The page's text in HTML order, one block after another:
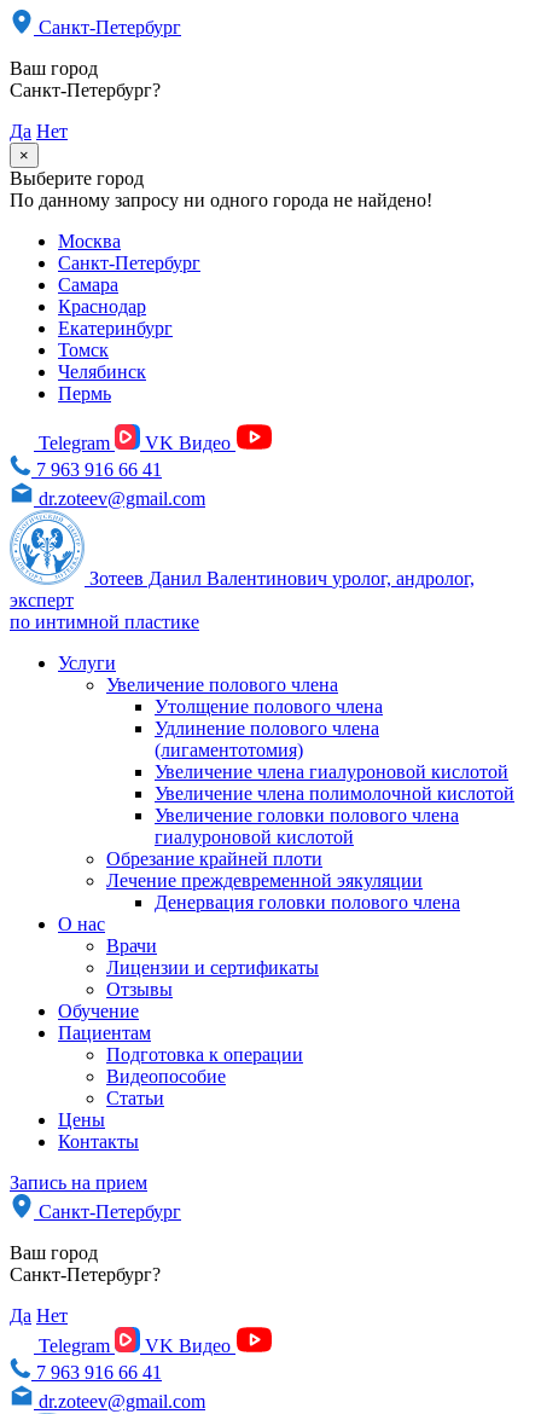
Санкт-Петербург
Ваш город
Санкт-Петербург?
Да Нет
×
Выберите город
По данному запросу ни одного города не найдено!
Москва
Санкт-Петербург
Самара
Краснодар
Екатеринбург
Томск
Челябинск
Пермь
Telegram
VK Видео
7 963 916 66 41
dr.zoteev@gmail.com
Зотеев Данил Валентинович уролог, андролог,
эксперт
по интимной пластике
Услуги
Увеличение полового члена
Утолщение полового члена
Удлинение полового члена
(лигаментотомия)
Увеличение члена гиалуроновой кислотой
Увеличение члена полимолочной кислотой
Увеличение головки полового члена
гиалуроновой кислотой
Обрезание крайней плоти
Лечение преждевременной эякуляции
Денервация головки полового члена
О нас
Врачи
Лицензии и сертификаты
Отзывы
Обучение
Пациентам
Подготовка к операции
Видеопособие
Статьи
Цены
Контакты
Запись на прием
Санкт-Петербург
Ваш город
Санкт-Петербург?
Да Нет
Telegram
VK Видео
7 963 916 66 41
dr.zoteev@gmail.com